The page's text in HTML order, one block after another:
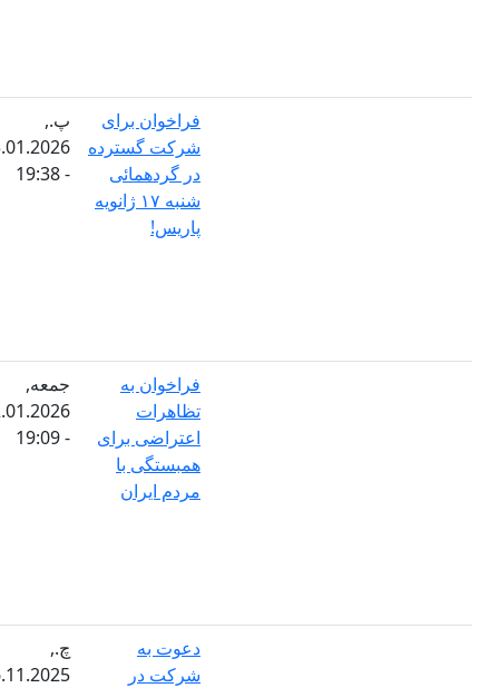
فراخوان برای
شرکت گسترده
در گردهمائی
شنبه ۱۷ ژانویه
پاریس!
15.01.2026
فراخوان به
تظاهرات
اعتراضی برای
همبستگی با
مردم ایران
جمعه,
02.01.2026
دعوت به
شرکت در
26.11.2025